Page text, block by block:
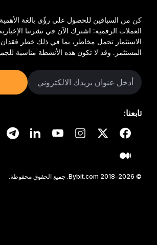
كن من السباقين للحصول على رؤًى بالغة الأهمية
العملات الرقمية: اشترك الآن في نشرتنا
الاستثمار تحمل مخاطر، بما في ذلك خطر فقدان
المستثمر. وقد لا تكون هذه الأنشطة مناسبة
تابعنا:
© 2018-2026 Bybit.com. جميع الحقوق محفوظة.